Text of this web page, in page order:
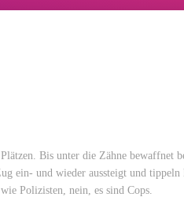
Bis unter die Zähne bewaffnet
ein- und wieder aussteigt und
Polizisten, nein, es sind Cops.